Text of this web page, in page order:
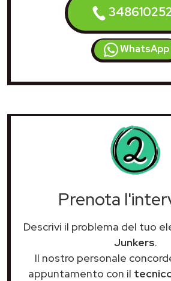
WhatsApp
Prenota
Descrivi il problema del tuo
Junkers.
Il nostro personale
appuntamento con il